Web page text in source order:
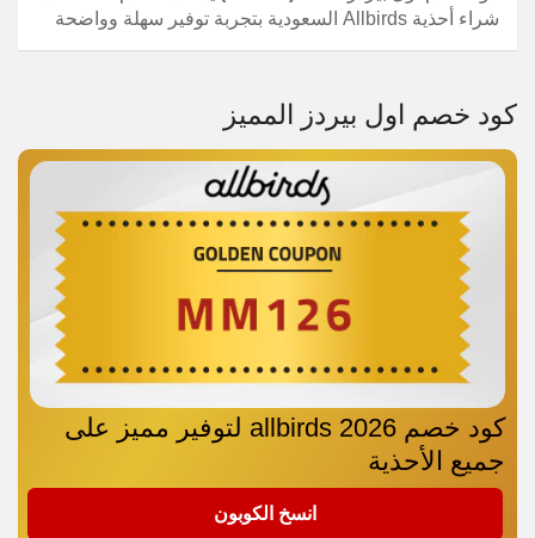
شراء أحذية Allbirds السعودية بتجربة توفير سهلة وواضحة
كود خصم اول بيردز المميز
كود خصم allbirds 2026 لتوفير مميز على
جميع الأحذية
انسخ الكوبون